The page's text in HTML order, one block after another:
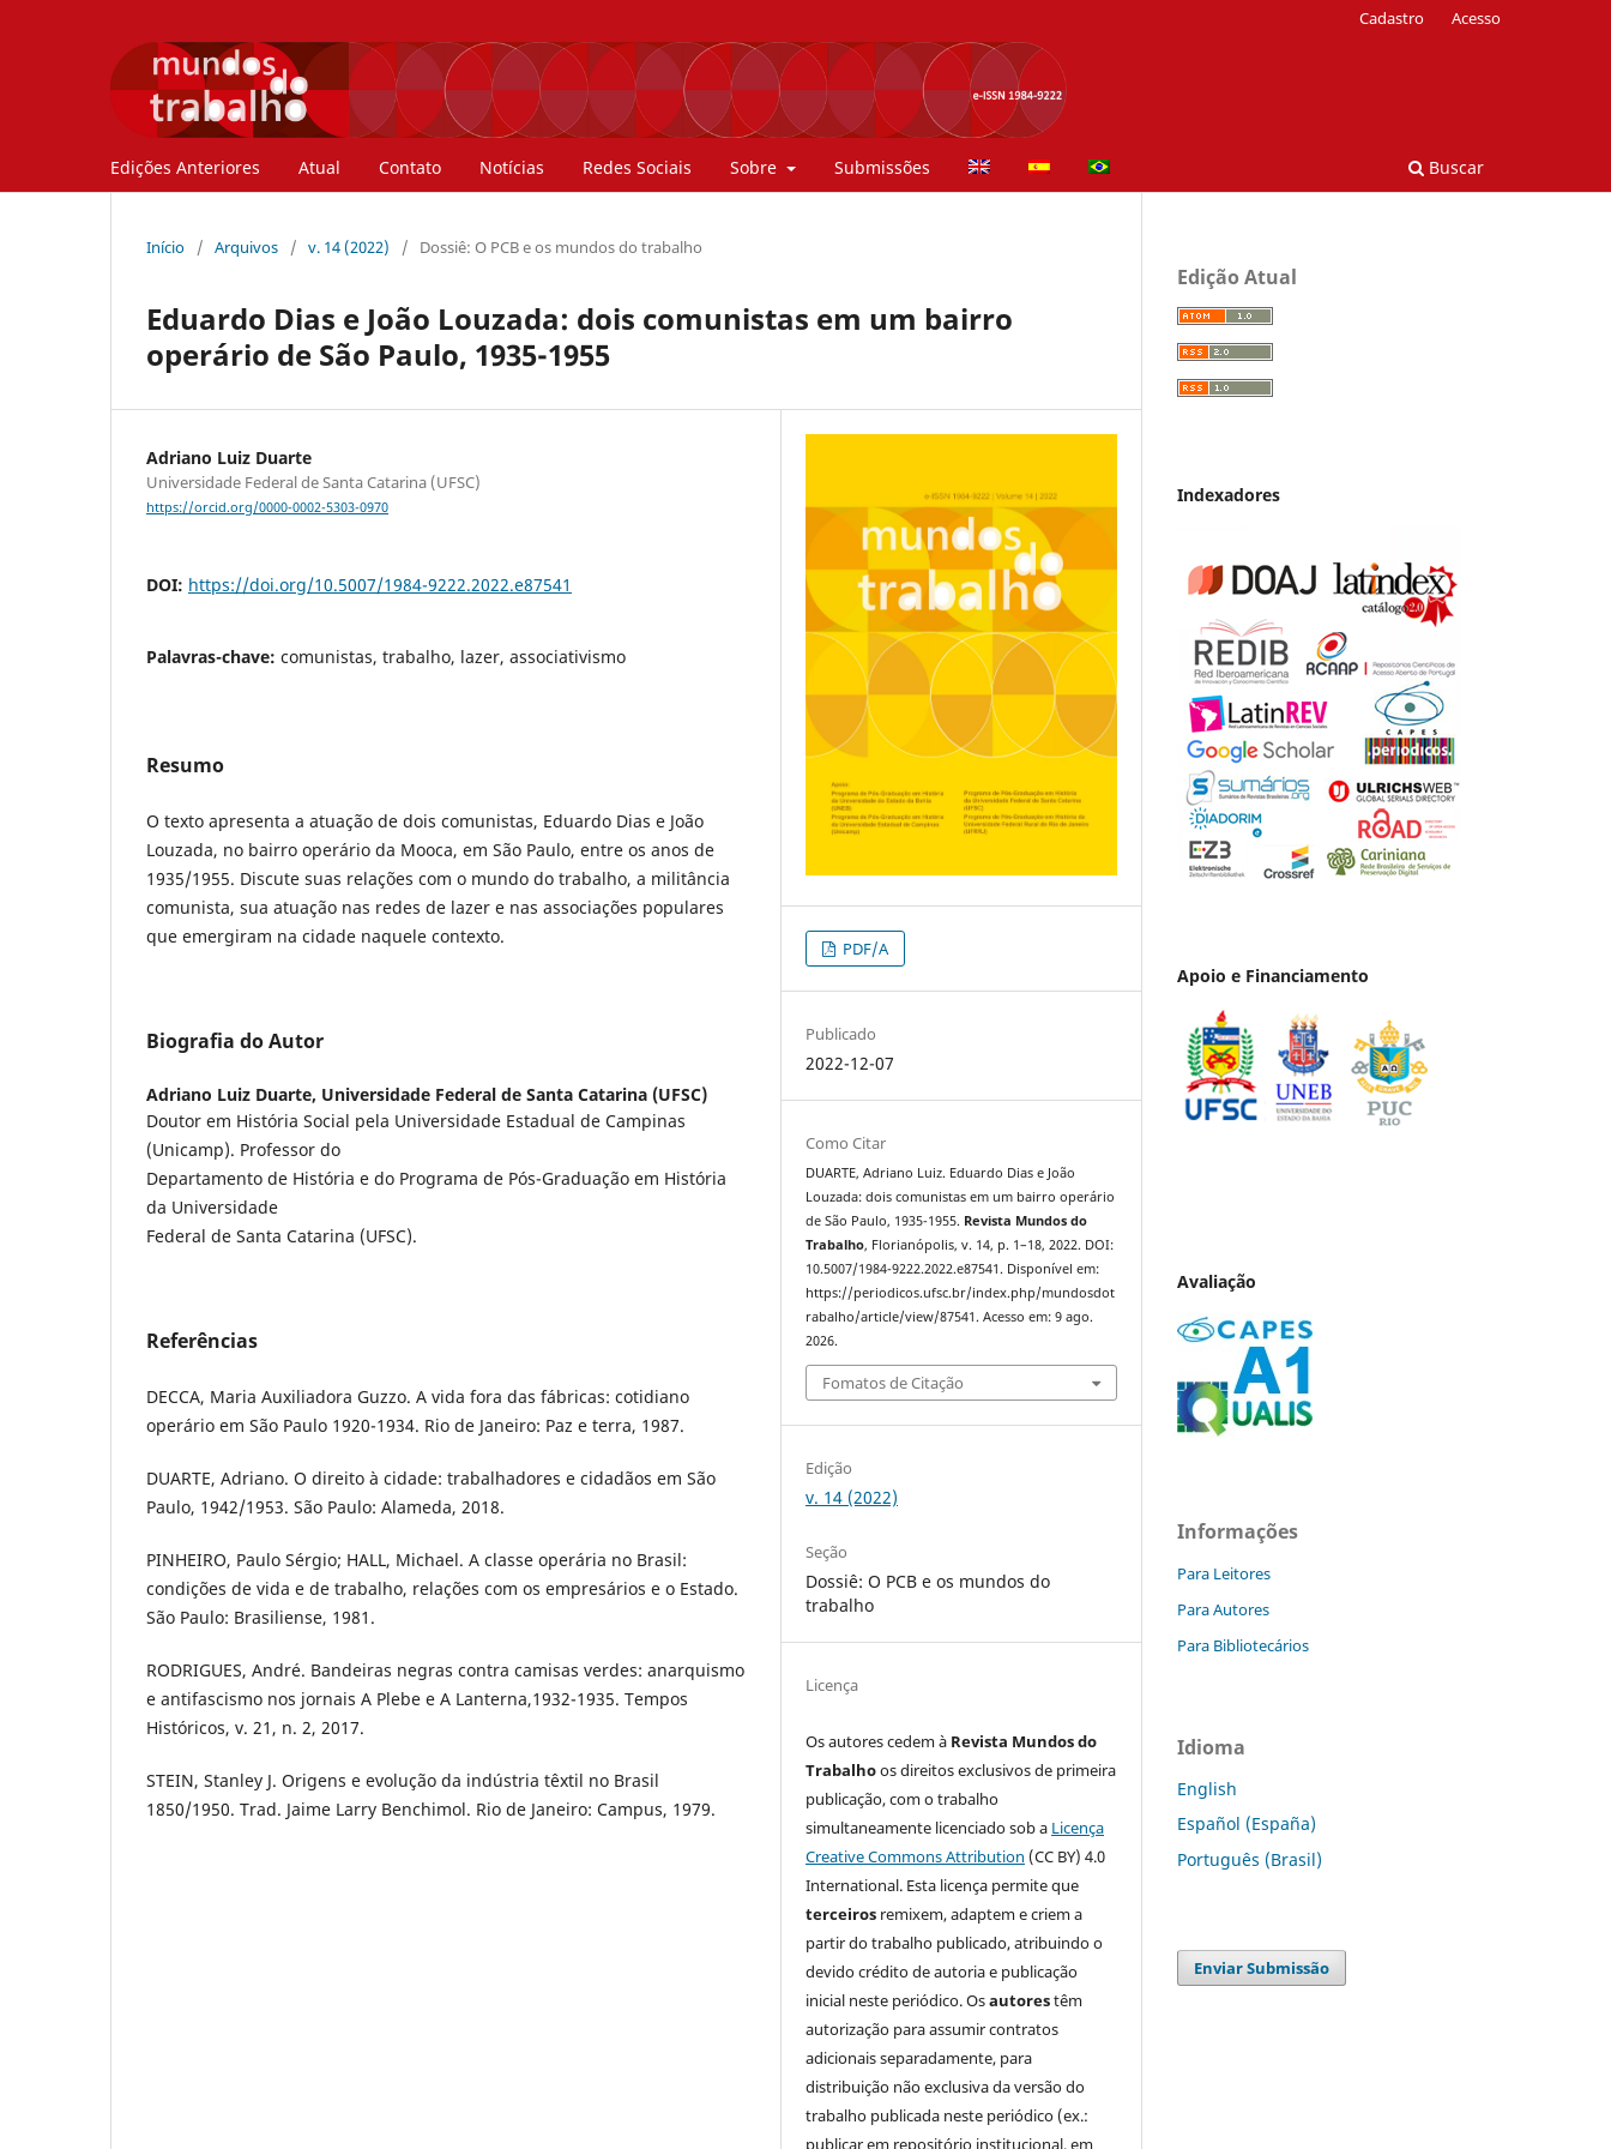
Edições Anteriores Atual Contato Notícias Redes Sociais Sobre Submissões Buscar
Cadastro Acesso
Início / Arquivos / v. 14 (2022) / Dossiê: O PCB e os mundos do trabalho
Eduardo Dias e João Louzada: dois comunistas em um bairro
operário de São Paulo, 1935-1955
Adriano Luiz Duarte
Universidade Federal de Santa Catarina (UFSC)
https://orcid.org/0000-0002-5303-0970
DOI: https://doi.org/10.5007/1984-9222.2022.e87541
Palavras-chave: comunistas, trabalho, lazer, associativismo
Resumo
O texto apresenta a atuação de dois comunistas, Eduardo Dias e João
Louzada, no bairro operário da Mooca, em São Paulo, entre os anos de
1935/1955. Discute suas relações com o mundo do trabalho, a militância
comunista, sua atuação nas redes de lazer e nas associações populares
que emergiram na cidade naquele contexto.
Biografia do Autor
Adriano Luiz Duarte, Universidade Federal de Santa Catarina (UFSC)
Doutor em História Social pela Universidade Estadual de Campinas
(Unicamp). Professor do
Departamento de História e do Programa de Pós-Graduação em História
da Universidade
Federal de Santa Catarina (UFSC).
Referências
DECCA, Maria Auxiliadora Guzzo. A vida fora das fábricas: cotidiano
operário em São Paulo 1920-1934. Rio de Janeiro: Paz e terra, 1987.
DUARTE, Adriano. O direito à cidade: trabalhadores e cidadãos em São
Paulo, 1942/1953. São Paulo: Alameda, 2018.
PINHEIRO, Paulo Sérgio; HALL, Michael. A classe operária no Brasil:
condições de vida e de trabalho, relações com os empresários e o Estado.
São Paulo: Brasiliense, 1981.
RODRIGUES, André. Bandeiras negras contra camisas verdes: anarquismo
e antifascismo nos jornais A Plebe e A Lanterna,1932-1935. Tempos
Históricos, v. 21, n. 2, 2017.
STEIN, Stanley J. Origens e evolução da indústria têxtil no Brasil
1850/1950. Trad. Jaime Larry Benchimol. Rio de Janeiro: Campus, 1979.
PDF/A
Publicado
2022-12-07
Como Citar
DUARTE, Adriano Luiz. Eduardo Dias e João
Louzada: dois comunistas em um bairro operário
de São Paulo, 1935-1955. Revista Mundos do
Trabalho, Florianópolis, v. 14, p. 1–18, 2022. DOI:
10.5007/1984-9222.2022.e87541. Disponível em:
https://periodicos.ufsc.br/index.php/mundosdot
rabalho/article/view/87541. Acesso em: 9 ago.
2026.
Fomatos de Citação
Edição
v. 14 (2022)
Seção
Dossiê: O PCB e os mundos do
trabalho
Licença
Os autores cedem à Revista Mundos do
Trabalhoos direitos exclusivos de primeira
publicação, com o trabalho
simultaneamente licenciado sob a Licença
Creative Commons Attribution (CC BY) 4.0
International. Esta licença permite que
terceiros remixem, adaptem e criem a
partir do trabalho publicado, atribuindo o
devido crédito de autoria e publicação
inicial neste periódico. Osautorestêm
autorização para assumir contratos
adicionais separadamente, para
distribuição não exclusiva da versão do
trabalho publicada neste periódico (ex.:
Edição Atual
Indexadores
Apoio e Financiamento
Avaliação
Informações
Para Leitores
Para Autores
Para Bibliotecários
Idioma
English
Español (España)
Português (Brasil)
Enviar Submissão